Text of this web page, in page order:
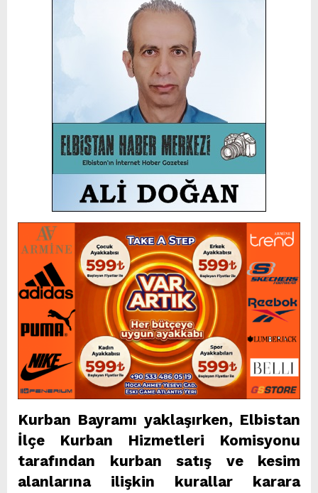
Kurban Bayramı yaklaşırken, Elbistan
İlçe Kurban Hizmetleri Komisyonu
tarafından kurban satış ve kesim
alanlarına ilişkin kurallar karara